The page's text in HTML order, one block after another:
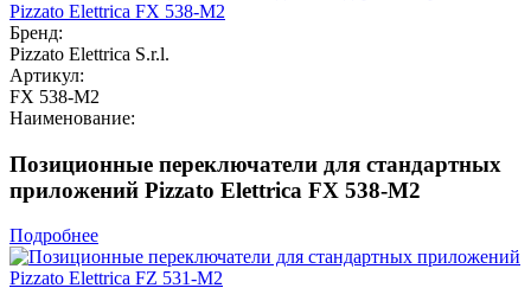
Бренд:
Pizzato Elettrica S.r.l.
Артикул:
FX 538-M2
Наименование:
Позиционные переключатели для стандартных
приложений Pizzato Elettrica FX 538-M2
Подробнее